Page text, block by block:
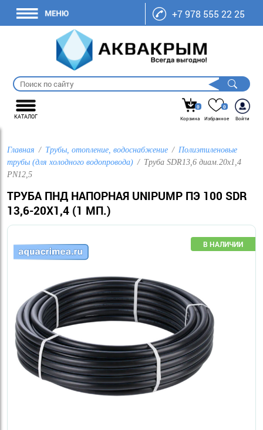
+7 978 555 22 25
КАТАЛОГ
0
Корзина
0
Избранное
Войти
Главная Трубы, отопление, водоснабжение
Полиэтиленовые
трубы (для холодного водопровода)
Труба SDR13,6 диам.20х1,4
PN12,5
ТРУБА ПНД НАПОРНАЯ UNIPUMP ПЭ 100 SDR
13,6-20Х1,4 (1 МП.)